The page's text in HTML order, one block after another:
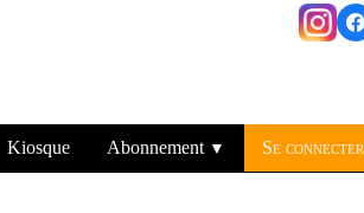
Kiosque Abonnement ▼ Se connecter